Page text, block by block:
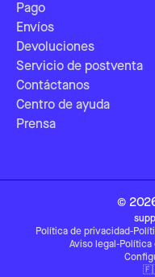
Pago
Envíos
Devoluciones
Servicio de postventa
Contáctanos
Centro de ayuda
Prensa
©
Política de privacidad-
Aviso legal -Política